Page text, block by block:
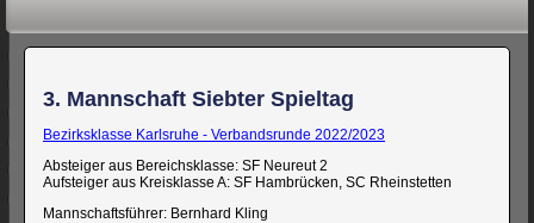
3. Mannschaft Siebter Spieltag
Bezirksklasse Karlsruhe - Verbandsrunde 2022/2023
Absteiger aus Bereichsklasse: SF Neureut 2
Aufsteiger aus Kreisklasse A: SF Hambrücken, SC Rheinstetten
Mannschaftsführer: Bernhard Kling